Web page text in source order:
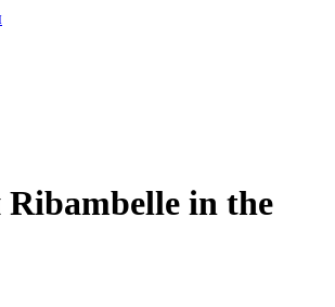
Ribambelle in the